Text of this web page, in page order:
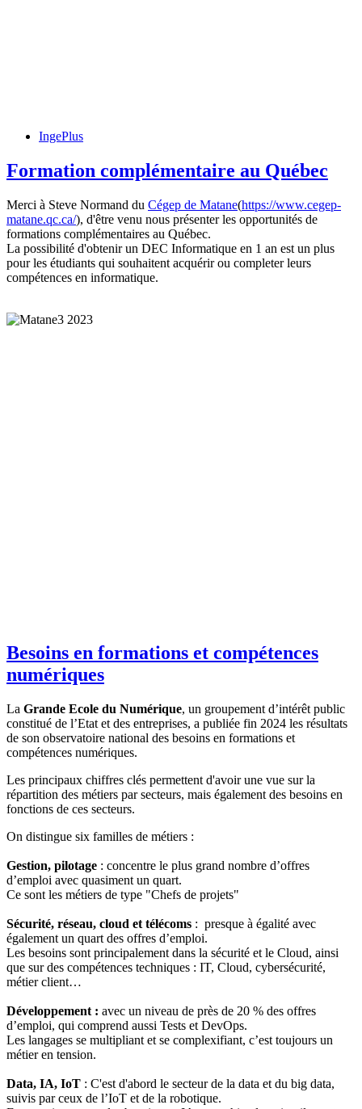
IngePlus
Formation complémentaire au Québec
Merci à Steve Normand du Cégep de Matane(https://www.cegep-
matane.qc.ca/), d'être venu nous présenter les opportunités de
formations complémentaires au Québec.
La possibilité d'obtenir un DEC Informatique en 1 an est un plus
pour les étudiants qui souhaitent acquérir ou completer leurs
compétences en informatique.
Besoins en formations et compétences
numériques
La Grande Ecole du Numérique, un groupement d’intérêt public
constitué de l’Etat et des entreprises, a publiée fin 2024 les résultats
de son observatoire national des besoins en formations et
compétences numériques.
Les principaux chiffres clés permettent d'avoir une vue sur la
répartition des métiers par secteurs, mais également des besoins en
fonctions de ces secteurs.
On distingue six familles de métiers :
Gestion, pilotage : concentre le plus grand nombre d’offres
d’emploi avec quasiment un quart.
Ce sont les métiers de type "Chefs de projets"
Sécurité, réseau, cloud et télécoms : presque à égalité avec
également un quart des offres d’emploi.
Les besoins sont principalement dans la sécurité et le Cloud, ainsi
que sur des compétences techniques : IT, Cloud, cybersécurité,
métier client…
Développement : avec un niveau de près de 20 % des offres
d’emploi, qui comprend aussi Tests et DevOps.
Les langages se multipliant et se complexifiant, c’est toujours un
métier en tension.
Data, IA, IoT : C'est d'abord le secteur de la data et du big data,
suivis par ceux de l’IoT et de la robotique.